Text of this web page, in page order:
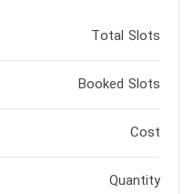
Total Slots
Booked Slots
Cost
Quantity